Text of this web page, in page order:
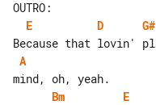
E
D
G#
A
Bm
E